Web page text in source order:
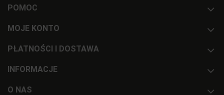
Znajdziesz tu również szeroki wybór mebli do jadalni jak i
ogrodowych. Posiadamy zarówno duże zestawy mebli do
ogrodu jak i mniejsze.
POMOC
MOJE KONTO
PŁATNOŚCI I DOSTAWA
INFORMACJE
O NAS